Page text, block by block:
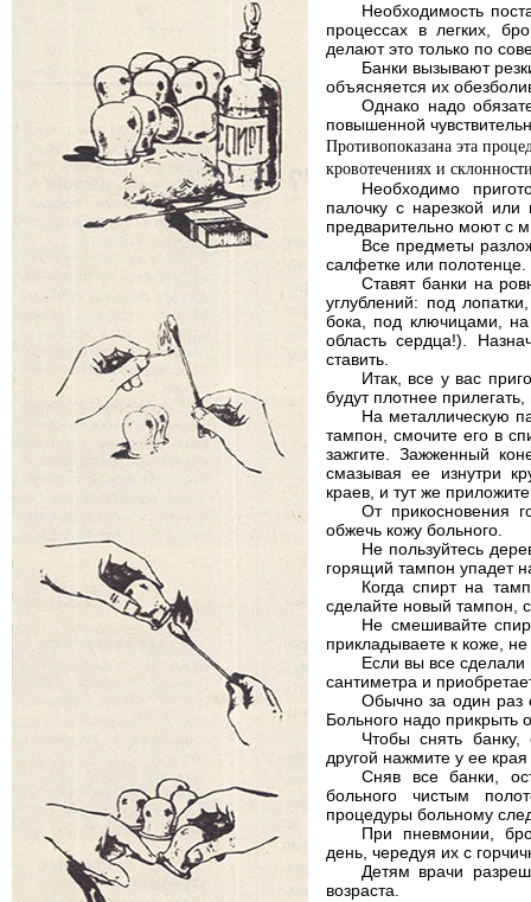
Необходимость
процессах в легких,
делают это только по
Банки вызывают
объясняется их
Однако надо
повышенной
Противопоказана эта
кровотечениях и
Необходимо
палочку с нарезкой или
предварительно моют с
Все предметы
салфетке или полотенце.
Ставят банки на
углублений: под
бока, под ключицами,
область сердца!).
ставить.
Итак, все у вас
будут плотнее
На металлическую
тампон, смочите его в
зажгите. Зажженный
смазывая ее изнутри
краев, и тут же
От прикосновения
обжечь кожу больного.
Не пользуйтесь
горящий тампон упадет
Когда спирт на
сделайте новый тампон,
Не смешивайте
прикладываете к коже,
Если вы все сделали
сантиметра и
Обычно за один раз
Больного надо прикрыть
Чтобы снять
другой нажмите у ее
Сняв все банки,
больного чистым
процедуры больному
При пневмонии,
день, чередуя их с
Детям врачи
возраста.